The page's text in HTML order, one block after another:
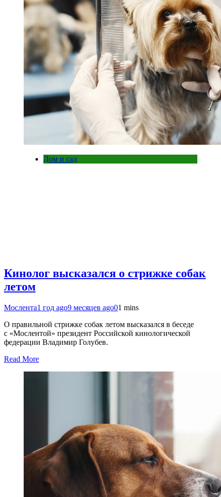
Дом и сад
Кинолог высказался о стрижке собак
летом
Мослента1 год ago9 месяцев ago01 mins
О правильной стрижке собак летом высказался в беседе
с «Мослентой» президент Российской кинологической
федерации Владимир Голубев.
Read More